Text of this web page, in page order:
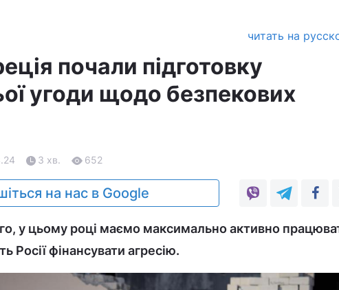
читать на
почали підготовку
угоди щодо безпекових
3 хв. 652
на нас в Google
у цьому році маємо максимально активно
Росії фінансувати агресію.